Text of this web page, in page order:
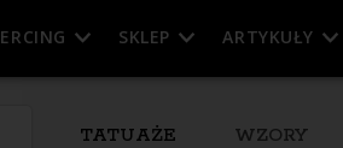
SKLEP ARTYKUŁY
TATUAŻE WZORY